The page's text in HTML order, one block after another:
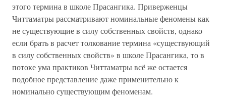
этого термина в школе Прасангика. Приверженцы
Читтаматры рассматривают номинальные феномены как
не существующие в силу собственных свойств, однако
если брать в расчет толкование термина «существующий
в силу собственных свойств» в школе Прасангика, то в
потоке ума практиков Читтаматры всё же остается
подобное представление даже применительно к
номинально существующим феноменам.